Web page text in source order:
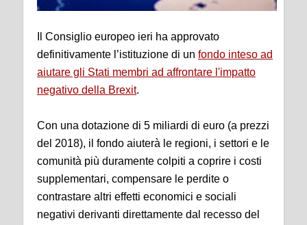
Il Consiglio europeo ieri ha approvato
definitivamente l’istituzione di un fondo inteso ad
aiutare gli Stati membri ad affrontare l'impatto
negativo della Brexit.
Con una dotazione di 5 miliardi di euro (a prezzi
del 2018), il fondo aiuterà le regioni, i settori e le
comunità più duramente colpiti a coprire i costi
supplementari, compensare le perdite o
contrastare altri effetti economici e sociali
negativi derivanti direttamente dal recesso del